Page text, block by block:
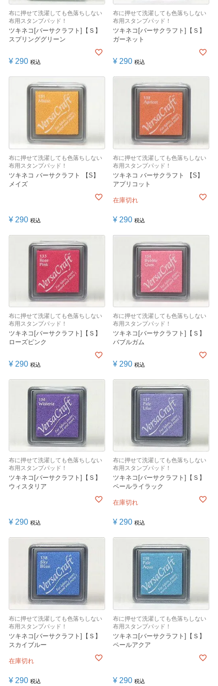
布に押せて洗濯しても色落ちしない
布用スタンプパッド！
ツキネコ[バーサクラフト]【Ｓ】
スプリンググリーン
¥ 290 税込
布に押せて洗濯しても色落ちしない
布用スタンプパッド！
ツキネコ[バーサクラフト]【Ｓ】
ガーネット
¥ 290 税込
布に押せて洗濯しても色落ちしない
布用スタンプパッド！
ツキネコ バーサクラフト 【S】
メイズ
¥ 290 税込
布に押せて洗濯しても色落ちしない
布用スタンプパッド！
ツキネコ バーサクラフト 【S】
アプリコット
在庫切れ
¥ 290 税込
布に押せて洗濯しても色落ちしない
布用スタンプパッド！
ツキネコ[バーサクラフト]【Ｓ】
ローズピンク
¥ 290 税込
布に押せて洗濯しても色落ちしない
布用スタンプパッド！
ツキネコ[バーサクラフト]【Ｓ】
バブルガム
¥ 290 税込
布に押せて洗濯しても色落ちしない
布用スタンプパッド！
ツキネコ[バーサクラフト]【Ｓ】
ウィスタリア
¥ 290 税込
布に押せて洗濯しても色落ちしない
布用スタンプパッド！
ツキネコ[バーサクラフト]【Ｓ】
ペールライラック
在庫切れ
¥ 290 税込
布に押せて洗濯しても色落ちしない
布用スタンプパッド！
ツキネコ[バーサクラフト]【Ｓ】
スカイブルー
在庫切れ
¥ 290 税込
布に押せて洗濯しても色落ちしない
布用スタンプパッド！
ツキネコ[バーサクラフト]【Ｓ】
ペールアクア
¥ 290 税込